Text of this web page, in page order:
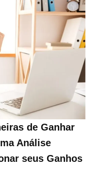
de Ganhar
Análise
seus Ganhos